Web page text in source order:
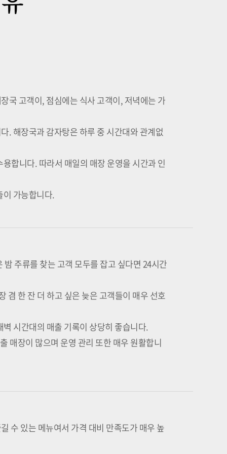
국 고객이, 점심에는 식사 고객이, 저녁에는 가
. 해장국과 감자탕은 하루 중 시간대와 관계없
합니다. 따라서 매일의 매장 운영을 시간과 인
이 가능합니다.
주류를 찾는 고객 모두를 잡고 싶다면 24시간
겸 한 잔 더 하고 싶은 늦은 고객들이 매우 선호
시간대의 매출 기록이 상당히 좋습니다.
매장이 많으며 운영 관리 또한 매우 원활합니
수 있는 메뉴여서 가격 대비 만족도가 매우 높